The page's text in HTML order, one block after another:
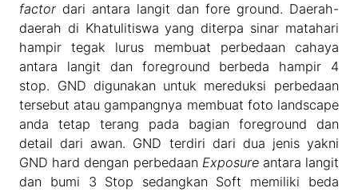
factor dari antara langit dan fore ground. Daerah-
daerah di Khatulitiswa yang diterpa sinar matahari
hampir tegak lurus membuat perbedaan cahaya
antara langit dan foreground berbeda hampir 4
stop. GND digunakan untuk mereduksi perbedaan
tersebut atau gampangnya membuat foto landscape
anda tetap terang pada bagian foreground dan
detail dari awan. GND terdiri dari dua jenis yakni
GND hard dengan perbedaan Exposureantara langit
dan bumi 3 Stop sedangkan Soft memiliki beda